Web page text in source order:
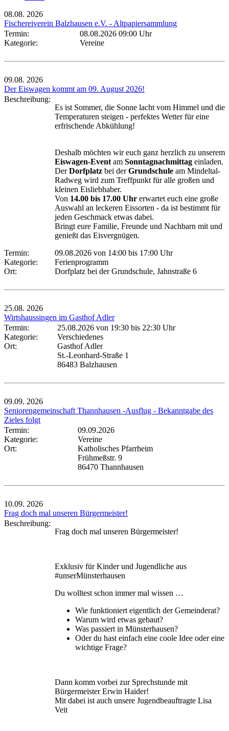
08.08. 2026
Fischereiverein Balzhausen e.V. - Altpapiersammlung
Termin:
08.08.2026 09:00 Uhr
Kategorie:
Vereine
09.08. 2026
Der Eiswagen kommt am 09. August 2026!
Beschreibung:
Es ist Sommer, die Sonne lacht vom Himmel und die
Temperaturen steigen - perfektes Wetter für eine
erfrischende Abkühlung!
Deshalb möchten wir euch ganz herzlich zu unserem
Eiswagen-Event am Sonntagnachmittag einladen.
DerDorfplatz bei derGrundschule am Mindeltal-
Radweg wird zum Treffpunkt für alle großen und
kleinen Eisliebhaber.
Von 14.00 bis 17.00 Uhr erwartet euch eine große
Auswahl an leckeren Eissorten - da ist bestimmt für
jeden Geschmack etwas dabei.
Bringt eure Familie, Freunde und Nachbarn mit und
genießt das Eisvergnügen.
Termin:
09.08.2026 von 14:00 bis 17:00 Uhr
Kategorie:
Ferienprogramm
Ort:
Dorfplatz bei der Grundschule, Jahnstraße 6
25.08. 2026
Wirtshaussingen im Gasthof Adler
Termin:
25.08.2026 von 19:30 bis 22:30 Uhr
Kategorie:
Verschiedenes
Ort:
Gasthof Adler
St.-Leonhard-Straße 1
86483 Balzhausen
09.09. 2026
Seniorengemeinschaft Thannhausen -Ausflug - Bekanntgabe des
Zieles folgt
Termin:
09.09.2026
Kategorie:
Vereine
Ort:
Katholisches Pfarrheim
Frühmeßstr. 9
86470 Thannhausen
10.09. 2026
Frag doch mal unseren Bürgermeister!
Beschreibung:
Frag doch mal unseren Bürgermeister!
Exklusiv für Kinder und Jugendliche aus
#unserMünsterhausen
Du wolltest schon immer mal wissen …
Wie funktioniert eigentlich der Gemeinderat?
Warum wird etwas gebaut?
Was passiert in Münsterhausen?
Oder du hast einfach eine coole Idee oder eine
wichtige Frage?
Dann komm vorbei zur Sprechstunde mit
Bürgermeister Erwin Haider!
Mit dabei ist auch unsere Jugendbeauftragte Lisa
Veit